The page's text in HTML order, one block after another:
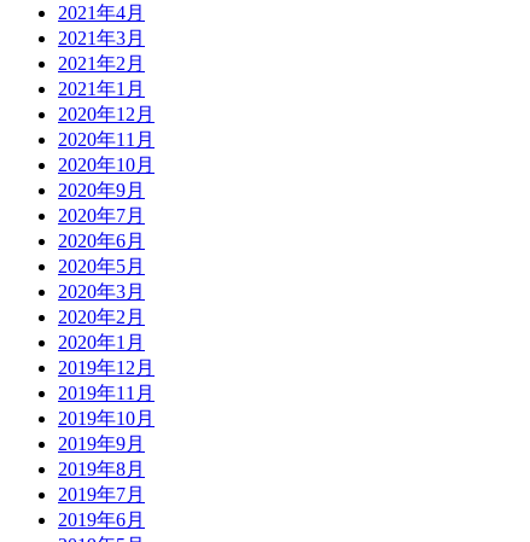
2021年4月
2021年3月
2021年2月
2021年1月
2020年12月
2020年11月
2020年10月
2020年9月
2020年7月
2020年6月
2020年5月
2020年3月
2020年2月
2020年1月
2019年12月
2019年11月
2019年10月
2019年9月
2019年8月
2019年7月
2019年6月